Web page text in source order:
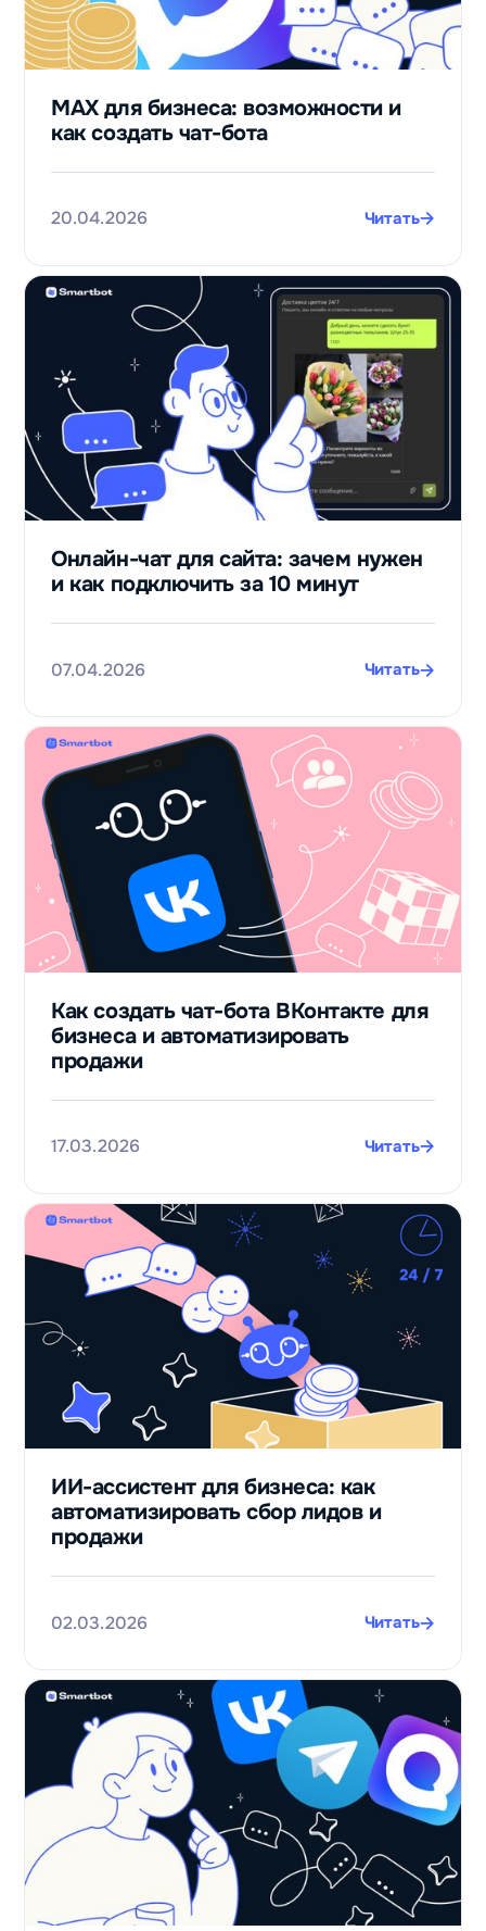
MAX для бизнеса: возможности и
как создать чат-бота
20.04.2026 Читать
Онлайн-чат для сайта: зачем нужен
и как подключить за 10 минут
07.04.2026 Читать
Как создать чат-бота ВКонтакте для
бизнеса и автоматизировать
продажи
17.03.2026 Читать
ИИ-ассистент для бизнеса: как
автоматизировать сбор лидов и
продажи
02.03.2026 Читать